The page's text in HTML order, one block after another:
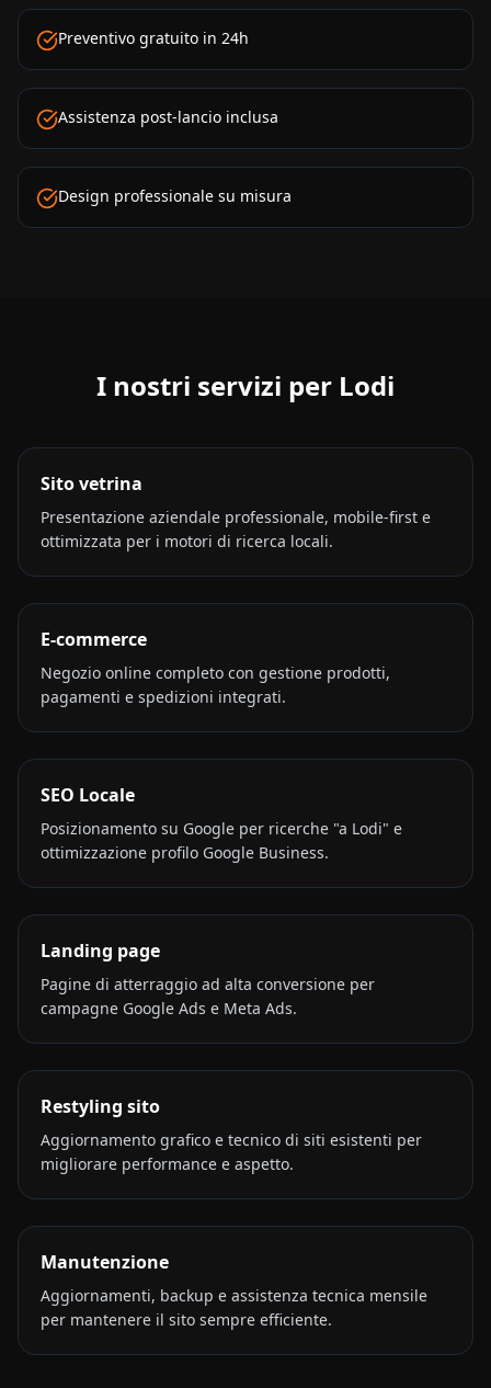
Preventivo gratuito in 24h
Assistenza post-lancio inclusa
Design professionale su misura
I nostri servizi per Lodi
Sito vetrina
Presentazione aziendale professionale, mobile-first e
ottimizzata per i motori di ricerca locali.
E-commerce
Negozio online completo con gestione prodotti,
pagamenti e spedizioni integrati.
SEO Locale
Posizionamento su Google per ricerche "a Lodi" e
ottimizzazione profilo Google Business.
Landing page
Pagine di atterraggio ad alta conversione per
campagne Google Ads e Meta Ads.
Restyling sito
Aggiornamento grafico e tecnico di siti esistenti per
migliorare performance e aspetto.
Manutenzione
Aggiornamenti, backup e assistenza tecnica mensile
per mantenere il sito sempre efficiente.